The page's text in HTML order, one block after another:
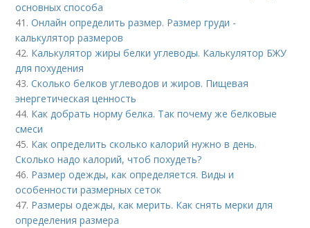
основных способа
41.Онлайн определить размер. Размер груди -
калькулятор размеров
42. Калькулятор жиры белки углеводы. Калькулятор БЖУ
для похудения
43.Сколько белков углеводов и жиров. Пищевая
энергетическая ценность
44. Как добрать норму белка. Так почему же белковые
смеси
45. Как определить сколько калорий нужно в день.
Сколько надо калорий, чтоб похудеть?
46. Размер одежды, как определяется. Виды и
особенности размерных сеток
47. Размеры одежды, как мерить. Как снять мерки для
определения размера